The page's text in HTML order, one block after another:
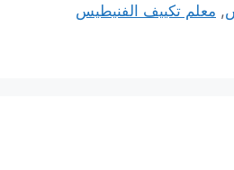
, معلم تكييف الفنيطيس